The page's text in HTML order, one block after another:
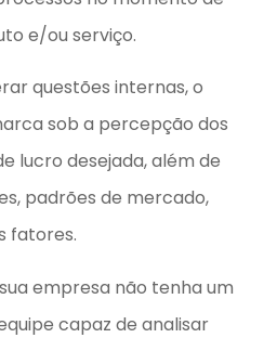
e/ou serviço.
questões internas, o
sob a percepção dos
lucro desejada, além de
padrões de mercado,
fatores.
empresa não tenha um
capaz de analisar